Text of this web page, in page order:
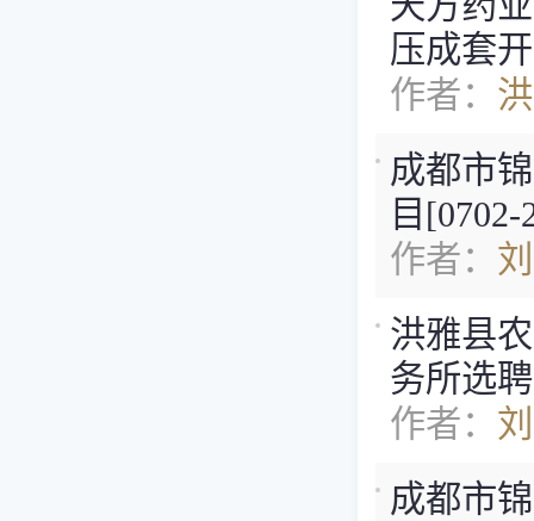
压成套
作者：
成都市
目
作者：
洪雅县
务所选
作者：
成都市